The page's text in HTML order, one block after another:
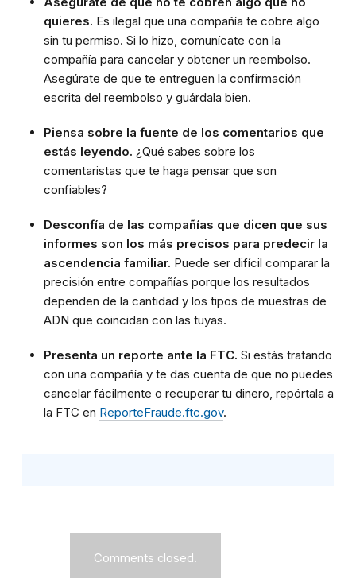
quieres. Es ilegal que una compañía te cobre algo
sin tu permiso. Si lo hizo, comunícate con la
compañía para cancelar y obtener un reembolso.
Asegúrate de que te entreguen la confirmación
escrita del reembolso y guárdala bien.
Piensa sobre la fuente de los comentarios que
estás leyendo. ¿Qué sabes sobre los
comentaristas que te haga pensar que son
confiables?
Desconfía de las compañías que dicen que sus
informes son los más precisos para predecir la
ascendencia familiar. Puede ser difícil comparar la
precisión entre compañías porque los resultados
dependen de la cantidad y los tipos de muestras de
ADN que coincidan con las tuyas.
Presenta un reporte ante la FTC. Si estás tratando
con una compañía y te das cuenta de que no puedes
cancelar fácilmente o recuperar tu dinero, repórtala a
la FTC en ReporteFraude.ftc.gov.
Comments closed.